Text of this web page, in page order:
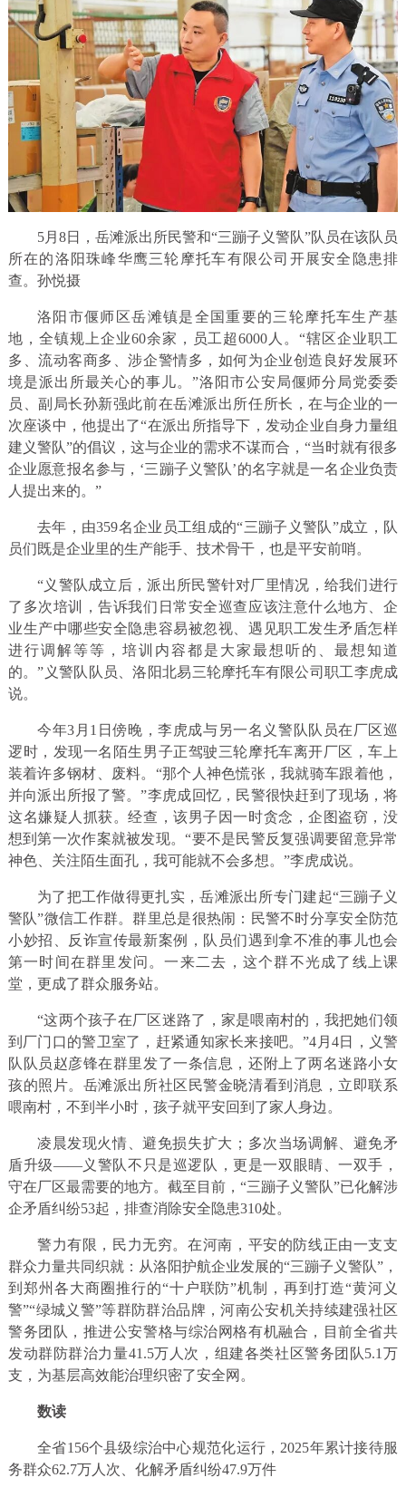
5月8日，岳滩派出所民警和“三蹦子义警队”队员在该队员
所在的洛阳珠峰华鹰三轮摩托车有限公司开展安全隐患排
查。孙悦摄
洛阳市偃师区岳滩镇是全国重要的三轮摩托车生产基
地，全镇规上企业60余家，员工超6000人。“辖区企业职工
多、流动客商多、涉企警情多，如何为企业创造良好发展环
境是派出所最关心的事儿。”洛阳市公安局偃师分局党委委
员、副局长孙新强此前在岳滩派出所任所长，在与企业的一
次座谈中，他提出了“在派出所指导下，发动企业自身力量组
建义警队”的倡议，这与企业的需求不谋而合，“当时就有很多
企业愿意报名参与，‘三蹦子义警队’的名字就是一名企业负责
人提出来的。”
去年，由359名企业员工组成的“三蹦子义警队”成立，队
员们既是企业里的生产能手、技术骨干，也是平安前哨。
“义警队成立后，派出所民警针对厂里情况，给我们进行
了多次培训，告诉我们日常安全巡查应该注意什么地方、企
业生产中哪些安全隐患容易被忽视、遇见职工发生矛盾怎样
进行调解等等，培训内容都是大家最想听的、最想知道
的。”义警队队员、洛阳北易三轮摩托车有限公司职工李虎成
说。
今年3月1日傍晚，李虎成与另一名义警队队员在厂区巡
逻时，发现一名陌生男子正驾驶三轮摩托车离开厂区，车上
装着许多钢材、废料。“那个人神色慌张，我就骑车跟着他，
并向派出所报了警。”李虎成回忆，民警很快赶到了现场，将
这名嫌疑人抓获。经查，该男子因一时贪念，企图盗窃，没
想到第一次作案就被发现。“要不是民警反复强调要留意异常
神色、关注陌生面孔，我可能就不会多想。”李虎成说。
为了把工作做得更扎实，岳滩派出所专门建起“三蹦子义
警队”微信工作群。群里总是很热闹：民警不时分享安全防范
小妙招、反诈宣传最新案例，队员们遇到拿不准的事儿也会
第一时间在群里发问。一来二去，这个群不光成了线上课
堂，更成了群众服务站。
“这两个孩子在厂区迷路了，家是喂南村的，我把她们领
到厂门口的警卫室了，赶紧通知家长来接吧。”4月4日，义警
队队员赵彦锋在群里发了一条信息，还附上了两名迷路小女
孩的照片。岳滩派出所社区民警金晓清看到消息，立即联系
喂南村，不到半小时，孩子就平安回到了家人身边。
凌晨发现火情、避免损失扩大；多次当场调解、避免矛
盾升级——义警队不只是巡逻队，更是一双眼睛、一双手，
守在厂区最需要的地方。截至目前，“三蹦子义警队”已化解涉
企矛盾纠纷53起，排查消除安全隐患310处。
警力有限，民力无穷。在河南，平安的防线正由一支支
群众力量共同织就：从洛阳护航企业发展的“三蹦子义警队”，
到郑州各大商圈推行的“十户联防”机制，再到打造“黄河义
警”“绿城义警”等群防群治品牌，河南公安机关持续建强社区
警务团队，推进公安警格与综治网格有机融合，目前全省共
发动群防群治力量41.5万人次，组建各类社区警务团队5.1万
支，为基层高效能治理织密了安全网。
数读
全省156个县级综治中心规范化运行，2025年累计接待服
务群众62.7万人次、化解矛盾纠纷47.9万件